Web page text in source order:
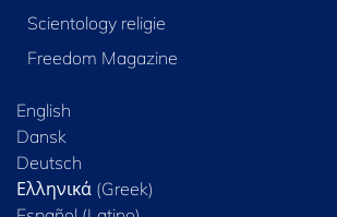
Scientology religie
Freedom Magazine
English
Dansk
Deutsch
Ελληνικά (Greek)